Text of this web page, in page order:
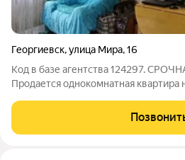
Георгиевск,улица Мира,16
Код в базе агентства 124297.
Продается однокомнатная квартира
окна, натяжные потолки. В шаговой
детские сады, остановка